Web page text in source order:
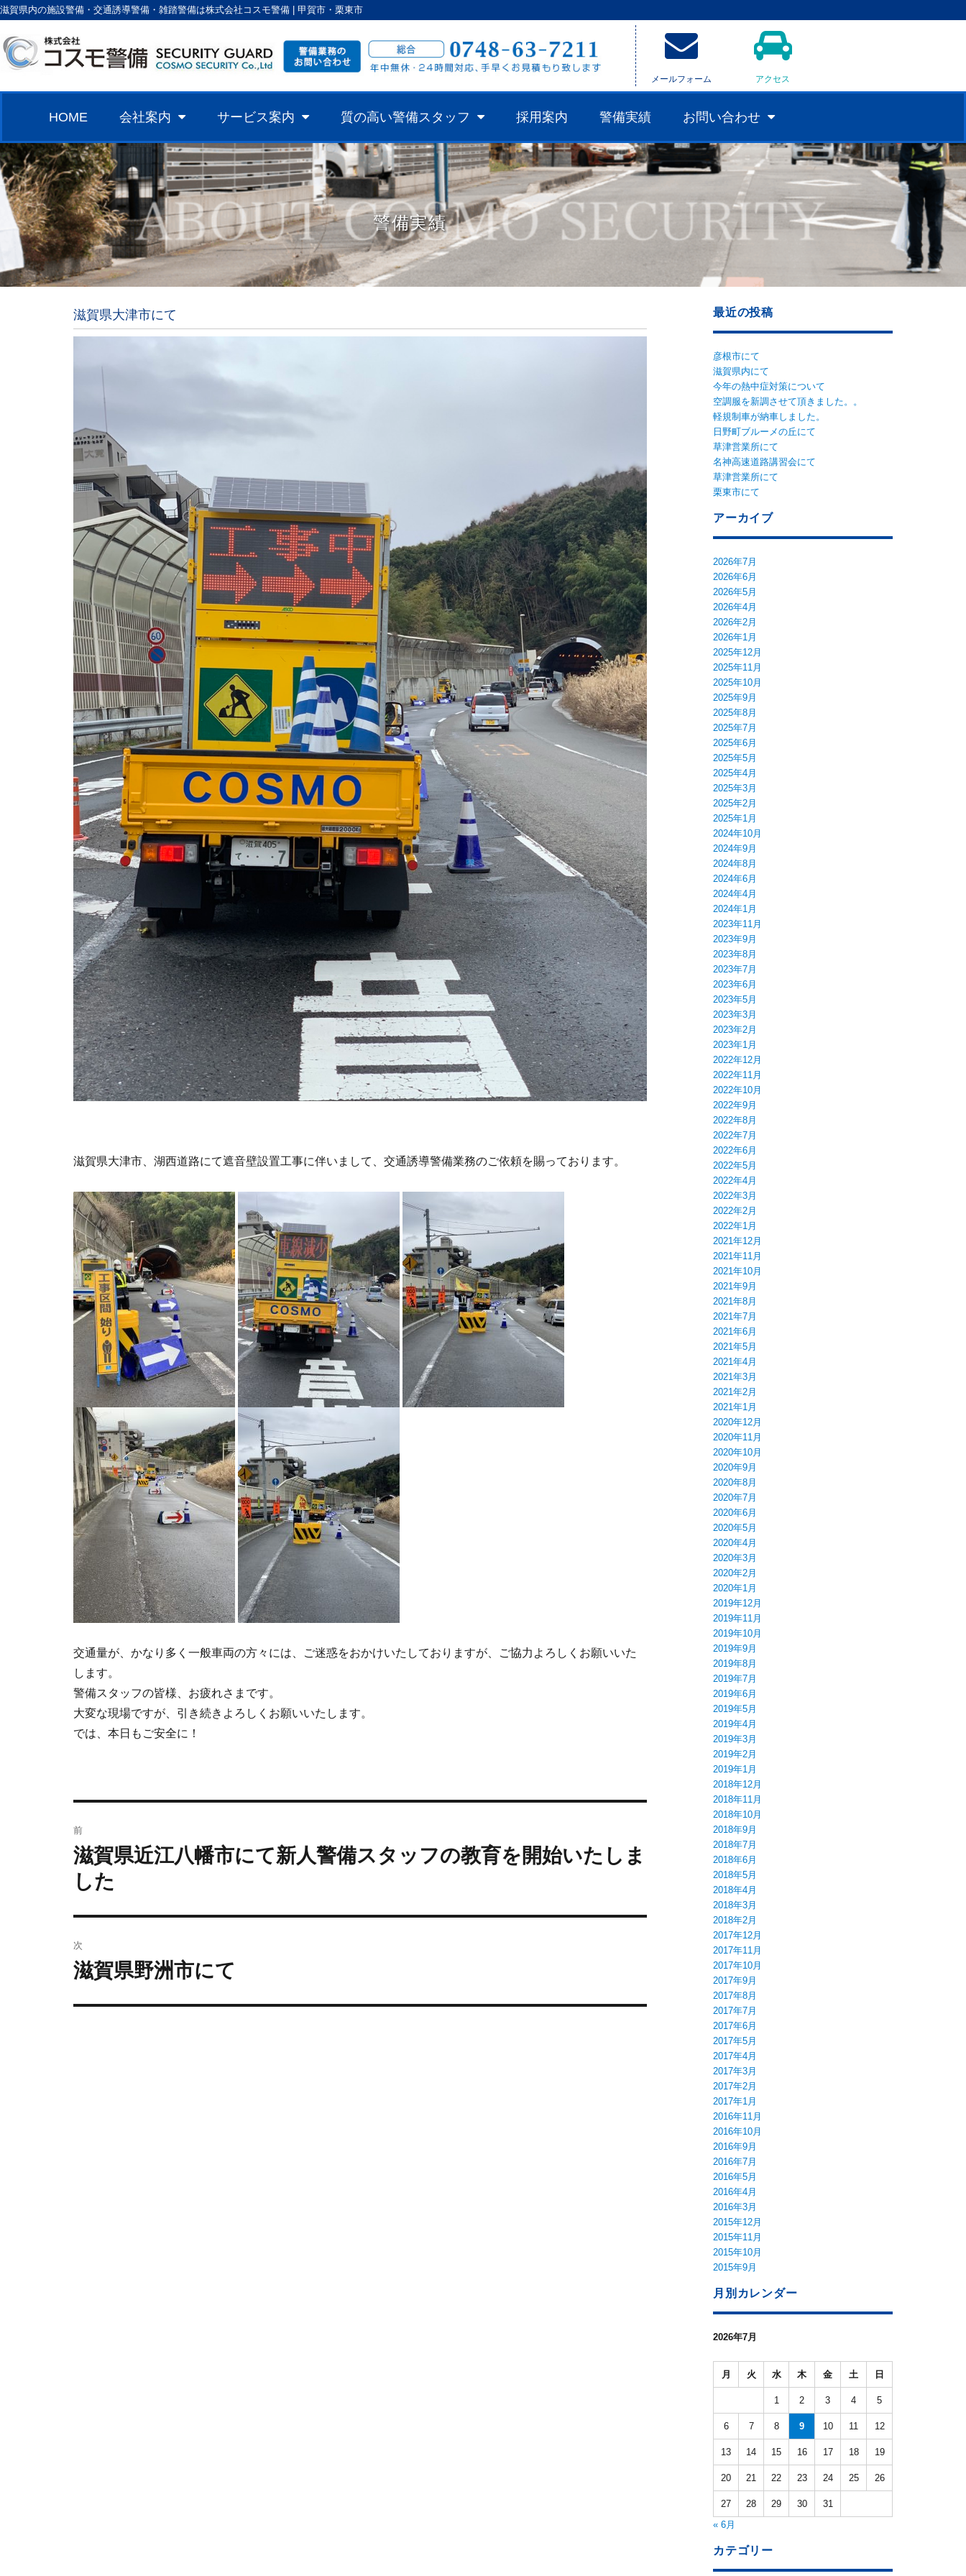
滋賀県内の施設警備・交通誘導警備・雑踏警備は株式会社コスモ警備 | 甲賀市・栗東市
メールフォーム アクセス
HOME 会社案内 サービス案内 質の高い警備スタッフ 採用案内 警備実績 お問い合わせ
警備実績
滋賀県大津市にて
滋賀県大津市、湖西道路にて遮音壁設置工事に伴いまして、交通誘導警備業務のご依頼を賜っております。
交通量が、かなり多く一般車両の方々には、ご迷惑をおかけいたしておりますが、ご協力よろしくお願いいた
します。
警備スタッフの皆様、お疲れさまです。
大変な現場ですが、引き続きよろしくお願いいたします。
では、本日もご安全に！
前
滋賀県近江八幡市にて新人警備スタッフの教育を開始いたしま
した
次
滋賀県野洲市にて
最近の投稿
彦根市にて
滋賀県内にて
今年の熱中症対策について
空調服を新調させて頂きました。。
軽規制車が納車しました。
日野町ブルーメの丘にて
草津営業所にて
名神高速道路講習会にて
草津営業所にて
栗東市にて
アーカイブ
2026年7月
2026年6月
2026年5月
2026年4月
2026年2月
2026年1月
2025年12月
2025年11月
2025年10月
2025年9月
2025年8月
2025年7月
2025年6月
2025年5月
2025年4月
2025年3月
2025年2月
2025年1月
2024年10月
2024年9月
2024年8月
2024年6月
2024年4月
2024年1月
2023年11月
2023年9月
2023年8月
2023年7月
2023年6月
2023年5月
2023年3月
2023年2月
2023年1月
2022年12月
2022年11月
2022年10月
2022年9月
2022年8月
2022年7月
2022年6月
2022年5月
2022年4月
2022年3月
2022年2月
2022年1月
2021年12月
2021年11月
2021年10月
2021年9月
2021年8月
2021年7月
2021年6月
2021年5月
2021年4月
2021年3月
2021年2月
2021年1月
2020年12月
2020年11月
2020年10月
2020年9月
2020年8月
2020年7月
2020年6月
2020年5月
2020年4月
2020年3月
2020年2月
2020年1月
2019年12月
2019年11月
2019年10月
2019年9月
2019年8月
2019年7月
2019年6月
2019年5月
2019年4月
2019年3月
2019年2月
2019年1月
2018年12月
2018年11月
2018年10月
2018年9月
2018年7月
2018年6月
2018年5月
2018年4月
2018年3月
2018年2月
2017年12月
2017年11月
2017年10月
2017年9月
2017年8月
2017年7月
2017年6月
2017年5月
2017年4月
2017年3月
2017年2月
2017年1月
2016年11月
2016年10月
2016年9月
2016年7月
2016年5月
2016年4月
2016年3月
2015年12月
2015年11月
2015年10月
2015年9月
月別カレンダー
2026年7月
月 火 水 木 金 土 日
1 2 3 4 5
6 7 8 9 10 11 12
13 14 15 16 17 18 19
20 21 22 23 24 25 26
27 28 29 30
31
« 6月
カテゴリー